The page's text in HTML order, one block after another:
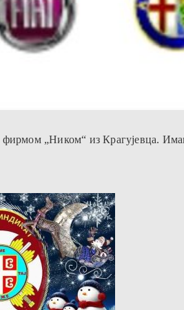
„Ником“ из Крагујевца.